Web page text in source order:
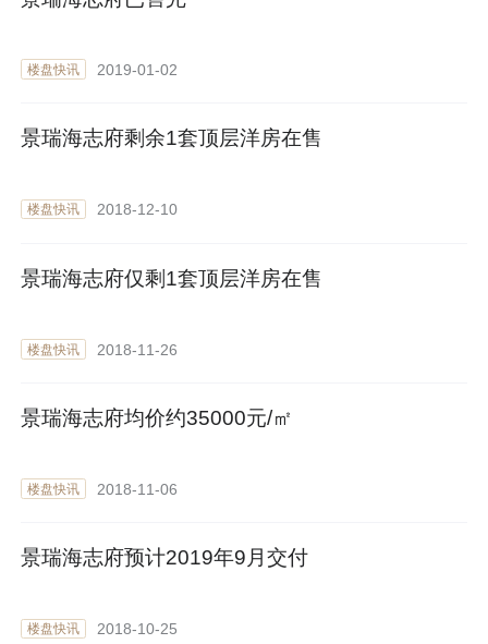
楼盘快讯 2019-01-02
景瑞海志府剩余1套顶层洋房在售
楼盘快讯 2018-12-10
景瑞海志府仅剩1套顶层洋房在售
楼盘快讯 2018-11-26
景瑞海志府均价约35000元/㎡
楼盘快讯 2018-11-06
景瑞海志府预计2019年9月交付
楼盘快讯 2018-10-25